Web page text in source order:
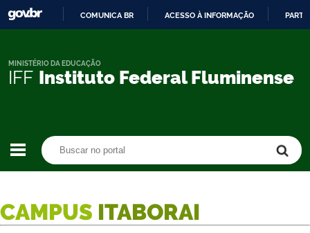
CONTEÚDO
COMUNICA BR ACESSO À INFORMAÇÃO
IFF Instituto Federal Fluminense
MINISTÉRIO DA EDUCAÇÃO
CAMPUS ITABORAI